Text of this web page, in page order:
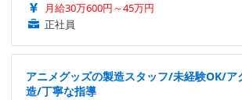
月給30万600円～45万円
正社員
アニメグッズの製造スタッフ/未経験OK/ア
造/丁寧な指導